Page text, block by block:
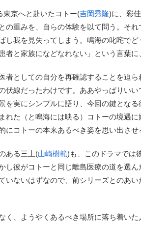
東京へと赴いたコトー(吉岡秀隆)に、彩
の重みを、自らの体験を以て問う。そ
し我を見失ってしまう。鳴海の叱咤で
者と家族になどなれない」という言葉
としての自分を再確認することを迫
伏線だったわけです。ああやっぱりい
を実にシンプルに語り、今回の鍵とな
れた（と鳴海には映る）コトーの境遇
にコトーの本来あるべき姿を思い出させ
ある三上(山崎樹範)も、このドラマでは
し彼がコトーと同じ離島医療の道を選
いないはずなので、前シリーズとのあ
、ようやくあるべき場所に落ち着い